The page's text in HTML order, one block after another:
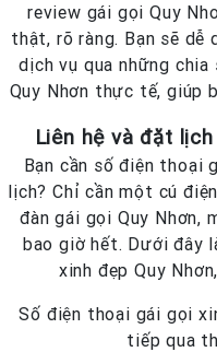
review gái gọi Quy
thật, rõ ràng. Bạn sẽ dễ
dịch vụ qua những chia
Quy Nhơn thực tế, giúp
Liên hệ và đặt
Bạn cần số điện thoại
lịch? Chỉ cần một cú
đàn gái gọi Quy Nhơn,
bao giờ hết. Dưới đây
xinh đẹp Quy
Số điện thoại gái gọi
tiếp qua